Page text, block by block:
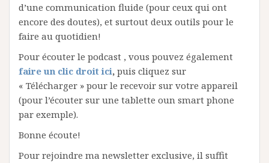
d’une communication fluide (pour ceux qui ont
encore des doutes), et surtout deux outils pour le
faire au quotidien!
Pour écouter le podcast , vous pouvez également
faire un clic droit ici, puis cliquez sur
« Télécharger » pour le recevoir sur votre appareil
(pour l’écouter sur une tablette oun smart phone
par exemple).
Bonne écoute!
Pour rejoindre ma newsletter exclusive, il suffit